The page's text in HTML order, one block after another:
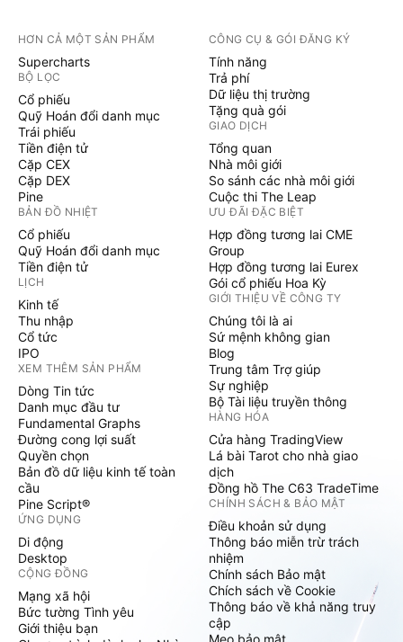
HƠN CẢ MỘT SẢN PHẨM
Supercharts
BỘ LỌC
Cổ phiếu
Quỹ Hoán đổi danh mục
Trái phiếu
Tiền điện tử
Cặp CEX
Cặp DEX
Pine
BẢN ĐỒ NHIỆT
Cổ phiếu
Quỹ Hoán đổi danh mục
Tiền điện tử
LỊCH
Kinh tế
Thu nhập
Cổ tức
IPO
XEM THÊM SẢN PHẨM
Dòng Tin tức
Danh mục đầu tư
Fundamental Graphs
Đường cong lợi suất
Quyền chọn
Bản đồ dữ liệu kinh tế toàn
cầu
Pine Script®
ỨNG DỤNG
Di động
Desktop
CỘNG ĐỒNG
Mạng xã hội
Bức tường Tình yêu
Giới thiệu bạn
CÔNG CỤ & GÓI ĐĂNG KÝ
Tính năng
Trả phí
Dữ liệu thị trường
Tặng quà gói
GIAO DỊCH
Tổng quan
Nhà môi giới
So sánh các nhà môi giới
Cuộc thi The Leap
ƯU ĐÃI ĐẶC BIỆT
Hợp đồng tương lai CME
Group
Hợp đồng tương lai Eurex
Gói cổ phiếu Hoa Kỳ
GIỚI THIỆU VỀ CÔNG TY
Chúng tôi là ai
Sứ mệnh không gian
Blog
Trung tâm Trợ giúp
Sự nghiệp
Bộ Tài liệu truyền thông
HÀNG HÓA
Cửa hàng TradingView
Lá bài Tarot cho nhà giao
dịch
Đồng hồ The C63 TradeTime
CHÍNH SÁCH & BẢO MẬT
Điều khoản sử dụng
Thông báo miễn trừ trách
nhiệm
Chính sách Bảo mật
Chích sách về Cookie
Thông báo về khả năng truy
cập
Mẹo bảo mật